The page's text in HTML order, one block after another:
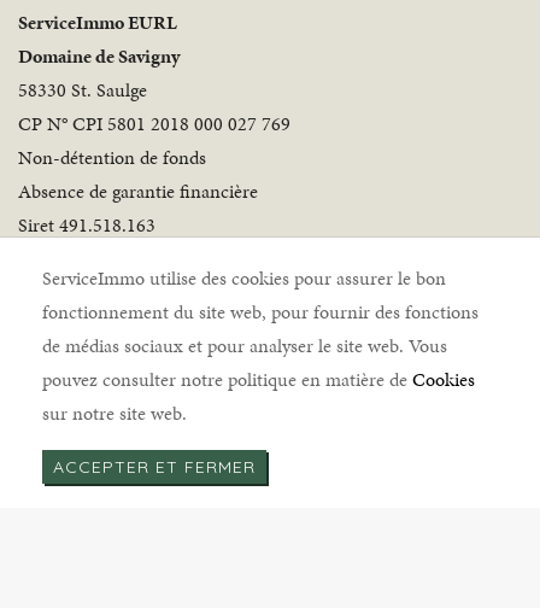
ServiceImmo utilise des cookies pour assurer le bon
fonctionnement du site web, pour fournir des fonctions
de médias sociaux et pour analyser le site web. Vous
pouvez consulter notre politique en matière deCookies
sur notre site web.
ACCEPTER ET FERMER
ServiceImmo EURL
Domaine de Savigny
58330 St. Saulge
CP N° CPI 5801 2018 000 027 769
Non-détention de fonds
Absence de garantie financière
Siret 491.518.163
Suivez-nous
cookies|Politique de confidentialité